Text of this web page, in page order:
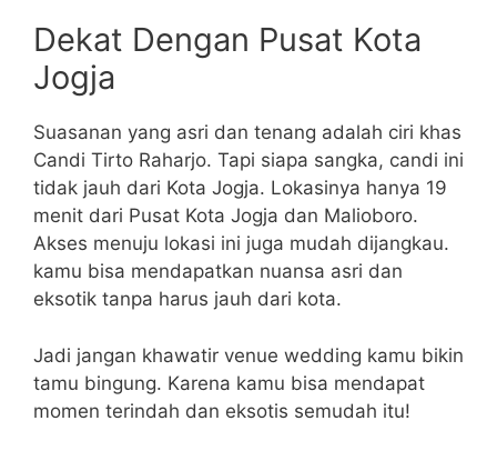
Dekat Dengan Pusat Kota
Jogja
Suasanan yang asri dan tenang adalah ciri khas
Candi Tirto Raharjo. Tapi siapa sangka, candi ini
tidak jauh dari Kota Jogja. Lokasinya hanya 19
menit dari Pusat Kota Jogja dan Malioboro.
Akses menuju lokasi ini juga mudah dijangkau.
kamu bisa mendapatkan nuansa asri dan
eksotik tanpa harus jauh dari kota.
Jadi jangan khawatir venue wedding kamu bikin
tamu bingung. Karena kamu bisa mendapat
momen terindah dan eksotis semudah itu!